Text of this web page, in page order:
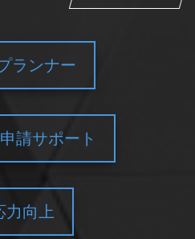
ランナー
請サポート
力向上